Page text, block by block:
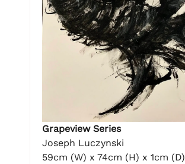
Grapeview Series
Joseph Luczynski
59cm (W) x 74cm (H) x 1cm (D)